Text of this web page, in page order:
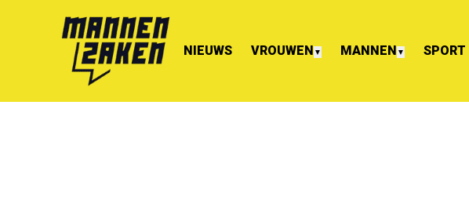
NIEUWS VROUWEN ▼ MANNEN ▼ SPORT